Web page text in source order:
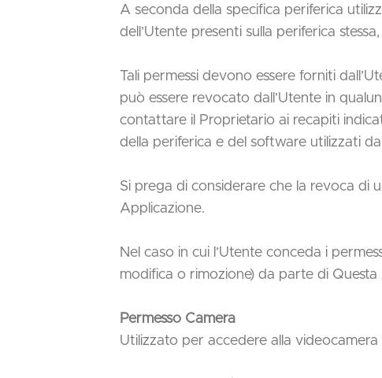
A seconda della specifica periferica
dell’Utente presenti sulla periferica
Tali permessi devono essere forniti
può essere revocato dall’Utente in
contattare il Proprietario ai recapiti
della periferica e del software utilizzati
Si prega di considerare che la revoca di
Applicazione.
Nel caso in cui l’Utente conceda i
modifica o rimozione) da parte di Questa
Permesso Camera
Utilizzato per accedere alla